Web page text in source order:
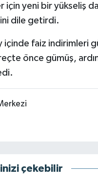
için yeni bir yükseliş
dile getirdi.
içinde faiz indirimleri
önce gümüş,
çekebilir